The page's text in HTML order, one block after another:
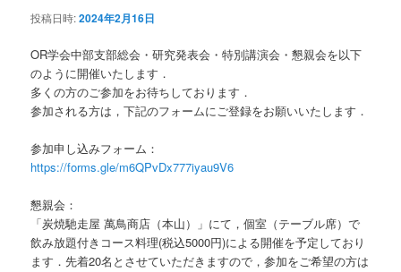
投稿日時:2024年2月16日
OR学会中部支部総会・研究発表会・特別講演会・懇親会を以下
のように開催いたします．
多くの方のご参加をお待ちしております．
参加される方は，下記のフォームにご登録をお願いいたします．
参加申し込みフォーム：
https://forms.gle/m6QPvDx777iyau9V6
懇親会：
「炭焼馳走屋 萬鳥商店（本山）」にて，個室（テーブル席）で
飲み放題付きコース料理(税込5000円)による開催を予定しており
ます．先着20名とさせていただきますので，参加をご希望の方は